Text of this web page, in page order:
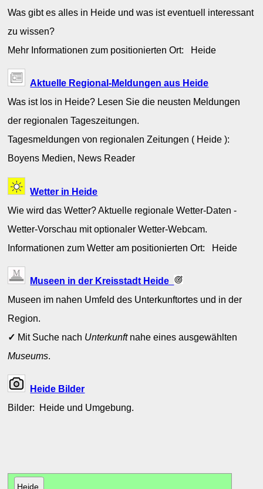
Was gibt es alles in Heide und was ist eventuell interessant
zu wissen?
Mehr Informationen zum positionierten Ort: Heide
Aktuelle Regional-Meldungen aus Heide
Was ist los in Heide? Lesen Sie die neusten Meldungen
der regionalen Tageszeitungen.
Tagesmeldungen von regionalen Zeitungen ( Heide ):
Boyens Medien, News Reader
Wetter in Heide
Wie wird das Wetter? Aktuelle regionale Wetter-Daten -
Wetter-Vorschau mit optionaler Wetter-Webcam.
Informationen zum Wetter am positionierten Ort: Heide
Museen in der Kreisstadt Heide
Museen im nahen Umfeld des Unterkunftortes und in der
Region.
✓ Mit Suche nach Unterkunftnahe eines ausgewählten
Museums.
Heide Bilder
Bilder: Heide und Umgebung.
Heide